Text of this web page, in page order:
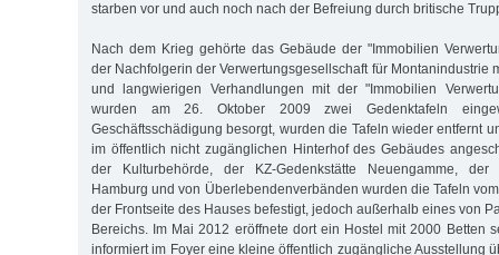
starben vor und auch noch nach der Befreiung durch britische
Nach dem Krieg gehörte das Gebäude der "Immobilien
der Nachfolgerin der Verwertungsgesellschaft für Montanindustrie
und langwierigen Verhandlungen mit der "Immobilien
wurden am 26. Oktober 2009 zwei Gedenktafeln
Geschäftsschädigung besorgt, wurden die Tafeln wieder entfernt
im öffentlich nicht zugänglichen Hinterhof des Gebäudes
der Kulturbehörde, der KZ-Gedenkstätte Neuengamme, der
Hamburg und von Überlebendenverbänden wurden die Tafeln
der Frontseite des Hauses befestigt, jedoch außerhalb eines von
Bereichs. Im Mai 2012 eröffnete dort ein Hostel mit 2000 Betten
informiert im Foyer eine kleine öffentlich zugängliche Ausstellung